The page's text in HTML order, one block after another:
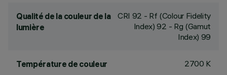
Qualité de la couleur de la
lumière
CRI 92 - Rf (Colour Fidelity
Index) 92 - Rg (Gamut
Index) 99
Température de couleur 2700 K